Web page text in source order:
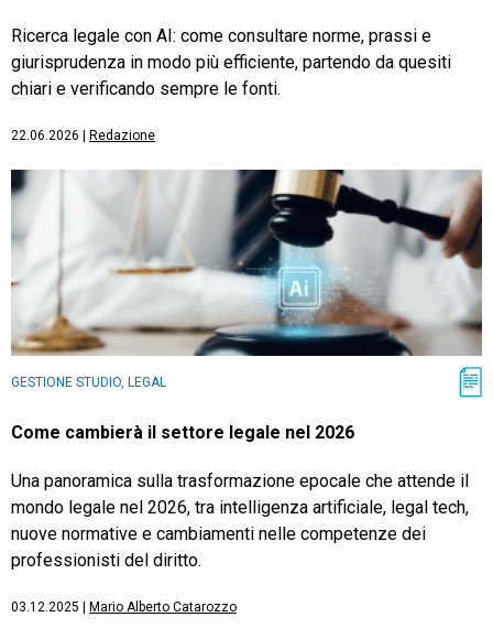
Ricerca legale con AI: come consultare norme, prassi e
giurisprudenza in modo più efficiente, partendo da quesiti
chiari e verificando sempre le fonti.
22.06.2026 Redazione
GESTIONE STUDIO, LEGAL
Come cambierà il settore legale nel 2026
Una panoramica sulla trasformazione epocale che attende il
mondo legale nel 2026, tra intelligenza artificiale, legal tech,
nuove normative e cambiamenti nelle competenze dei
professionisti del diritto.
03.12.2025 Mario Alberto Catarozzo